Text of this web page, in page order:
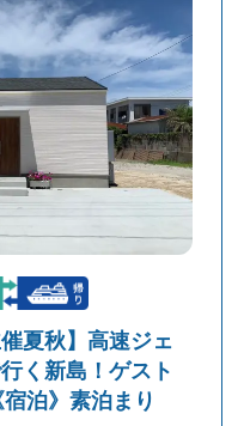
夏秋】高速ジェ
く新島！ゲスト
泊》素泊まり